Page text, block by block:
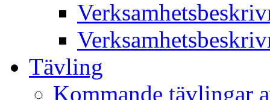
Tävling
Kommande tävlingar